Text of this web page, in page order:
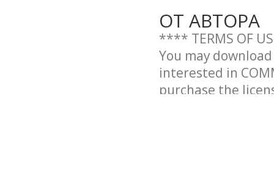
ОТ АВТОРА
**** TERMS OF
You may
interested in
purchase the